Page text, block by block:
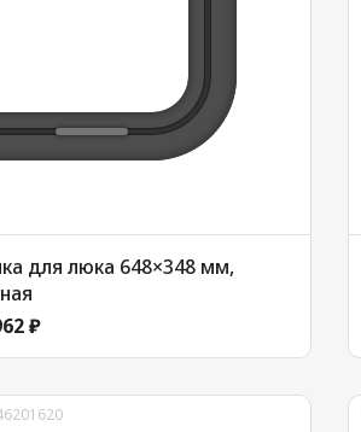
для люка 648×348 мм,
₽